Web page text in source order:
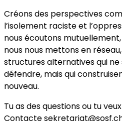
Créons des perspectives
l’isolement raciste et
nous écoutons
nous nous mettons en
structures alternatives qui
défendre, mais qui
nouveau.
Tu as des questions ou tu
Contacte